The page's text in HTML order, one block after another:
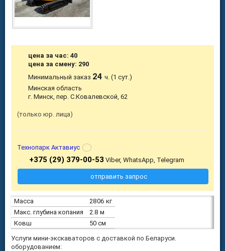
Масса
2806 кг
Макс. глубина копания
2.8 м
Ковш
50 см
Услуги мини-экскаваторов с доставкой по Беларуси.
оборудованием:
цена за час: 40
цена за смену: 290
Минимальный заказ 24ч. (1 сут.)
Минская область
г. Минск, пер. С.Ковалевской, 62
только юр. лица
Технопарк Актавиус
+375 (29) 379-00-53 Viber, WhatsApp, Telegram
отправить запрос